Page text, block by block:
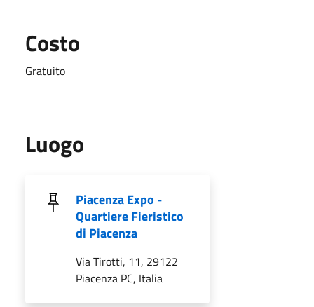
Costo
Gratuito
Luogo
Piacenza Expo -
Quartiere Fieristico
di Piacenza
Via Tirotti, 11, 29122
Piacenza PC, Italia